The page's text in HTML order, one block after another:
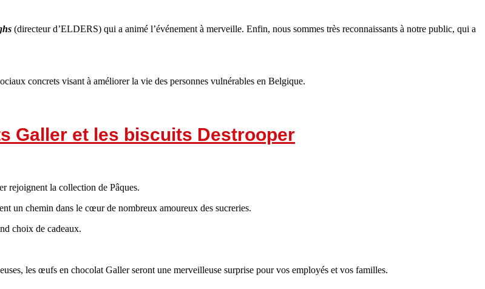
(directeur d’ELDERS) qui a animé l’événement à merveille. Enfin, nous sommes très reconnaissants à notre public, qui a
concrets visant à améliorer la vie des personnes vulnérables en Belgique.
Galler et les biscuits Destrooper
rejoignent la collection de Pâques.
un chemin dans le cœur de nombreux amoureux des sucreries.
choix de cadeaux.
les œufs en chocolat Galler seront une merveilleuse surprise pour vos employés et vos familles.